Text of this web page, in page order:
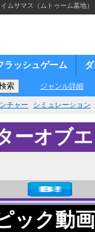
ムサマス（ムトゥーム墓地）
ラッシュゲーム
ジャンル詳細
チャー シミュレーション
ーオブ
ック動画